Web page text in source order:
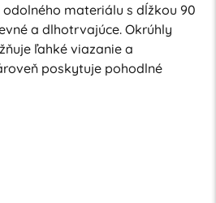
materiálu s dĺžkou 90
a dlhotrvajúce. Okrúhly
ľahké viazanie a
poskytuje pohodlné